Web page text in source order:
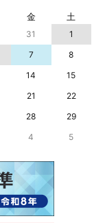
金 土
31
1
7
8
14
15
21
22
28
29
4 5